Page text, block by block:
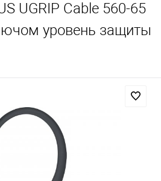
UGRIP Cable 560-65
уровень защиты